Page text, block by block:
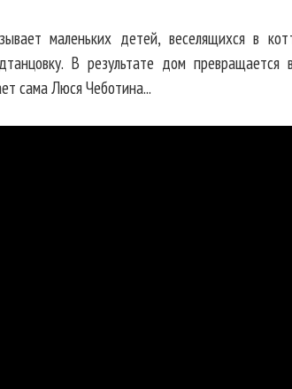
маленьких детей, веселящихся в
В результате дом превращается
сама Люся Чеботина...